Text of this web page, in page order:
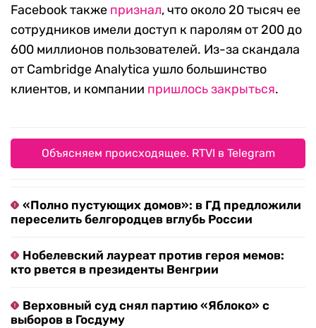
Facebook также признал, что около 20 тысяч ее
сотрудников имели доступ к паролям от 200 до
600 миллионов пользователей. Из-за скандала
от Cambridge Analytica ушло большинство
клиентов, и компании пришлось закрыться.
Объясняем происходящее. RTVI в Telegram
«Полно пустующих домов»: в ГД предложили
переселить белгородцев вглубь России
Нобелевский лауреат против героя мемов:
кто рвется в президенты Венгрии
Верховный суд снял партию «Яблоко» с
выборов в Госдуму